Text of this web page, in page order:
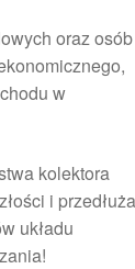
oraz osób
w
kolektora
i przedłuża
układu